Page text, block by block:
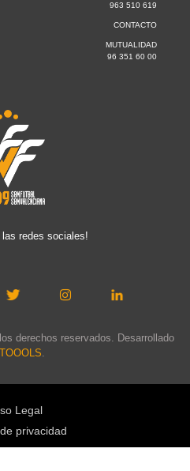
963 510 619
CONTACTO
MUTUALIDAD
96 351 60 00
las redes sociales!
derechos reservados. Desarrollado
TOOOLS.
Legal
privacidad
de cookies